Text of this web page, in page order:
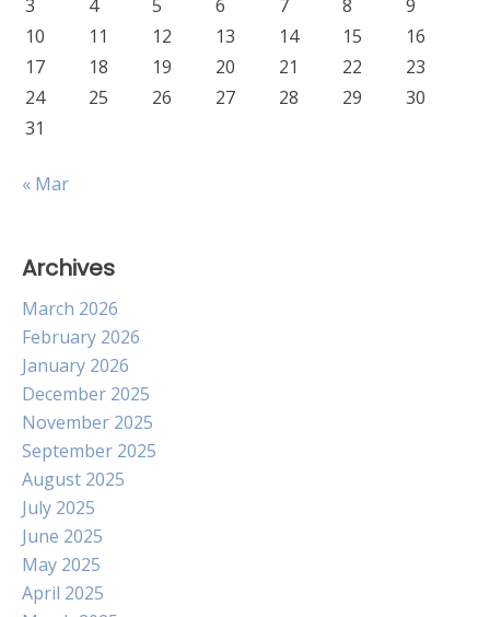
3
4 5 6 7 8
9
10
11 12 13 14 15
16
17
18 19 20 21 22
23
24
25 26 27 28 29
30
31
« Mar
Archives
March 2026
February 2026
January 2026
December 2025
November 2025
September 2025
August 2025
July 2025
June 2025
May 2025
April 2025